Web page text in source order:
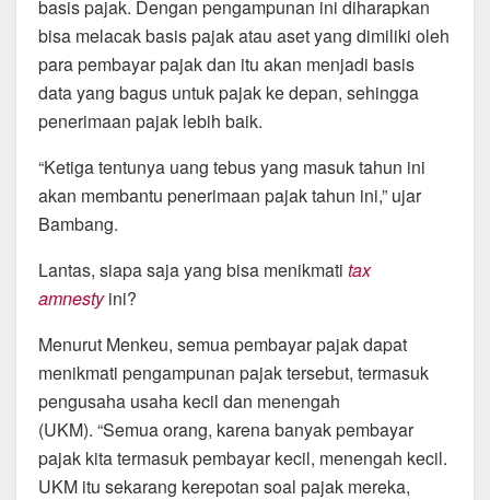
basis pajak. Dengan pengampunan ini diharapkan
bisa melacak basis pajak atau aset yang dimiliki oleh
para pembayar pajak dan itu akan menjadi basis
data yang bagus untuk pajak ke depan, sehingga
penerimaan pajak lebih baik.
“Ketiga tentunya uang tebus yang masuk tahun ini
akan membantu penerimaan pajak tahun ini,” ujar
Bambang.
Lantas, siapa saja yang bisa menikmati tax
amnestyini?
Menurut Menkeu, semua pembayar pajak dapat
menikmati pengampunan pajak tersebut, termasuk
pengusaha usaha kecil dan menengah
(UKM). “Semua orang, karena banyak pembayar
pajak kita termasuk pembayar kecil, menengah kecil.
UKM itu sekarang kerepotan soal pajak mereka,